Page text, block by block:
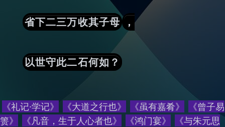
省下二三万收其子母 ，
以世守此二石何如？
《礼记·学记》 《大道之行也》 《虽有嘉肴》
《曾子易
箦》
《凡音，生于人心者也》 《鸿门宴》
《与朱元思